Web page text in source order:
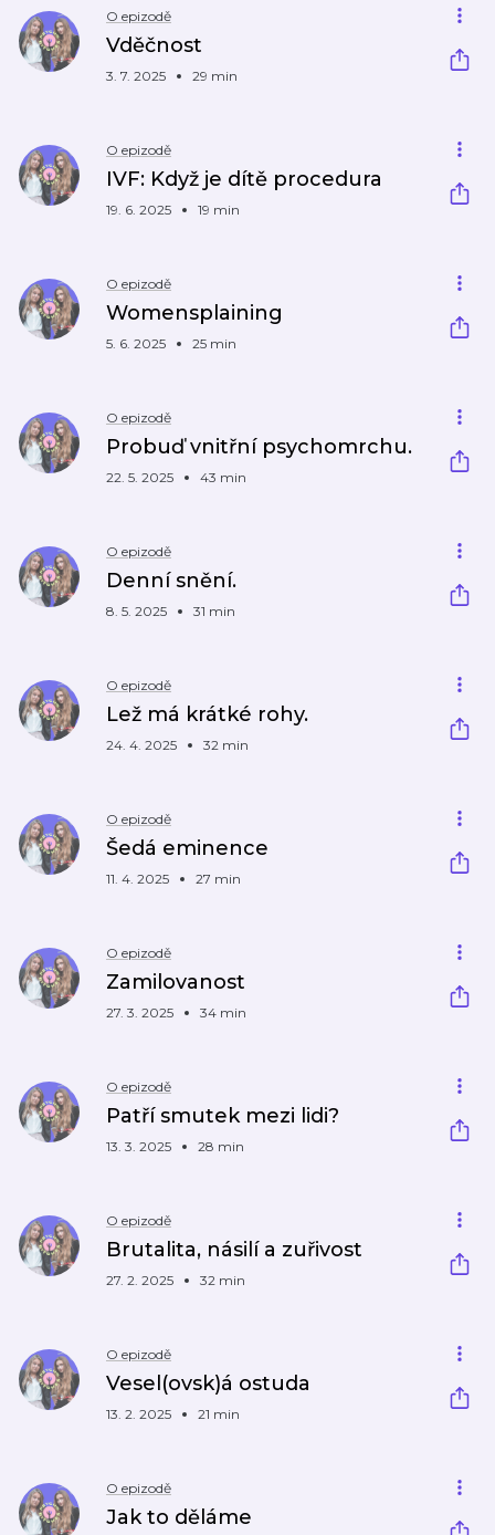
O epizodě
Vděčnost
3. 7. 2025 29 min
O epizodě
IVF: Když je dítě procedura
19. 6. 2025 19 min
O epizodě
Womensplaining
5. 6. 2025 25 min
O epizodě
Probuď vnitřní psychomrchu.
22. 5. 2025 43 min
O epizodě
Denní snění.
8. 5. 2025 31 min
O epizodě
Lež má krátké rohy.
24. 4. 2025 32 min
O epizodě
Šedá eminence
11. 4. 2025 27 min
O epizodě
Zamilovanost
27. 3. 2025 34 min
O epizodě
Patří smutek mezi lidi?
13. 3. 2025 28 min
O epizodě
Brutalita, násilí a zuřivost
27. 2. 2025 32 min
O epizodě
Vesel(ovsk)á ostuda
13. 2. 2025 21 min
O epizodě
Jak to děláme